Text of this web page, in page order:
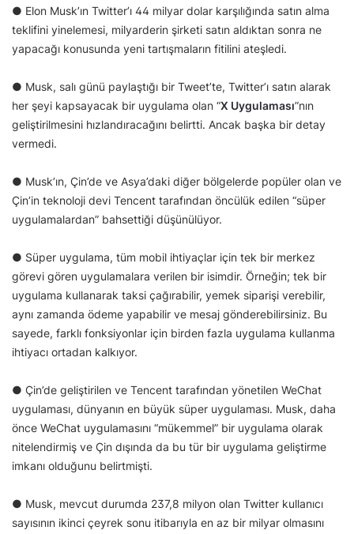
● Elon Musk’ın Twitter’ı 44 milyar dolar karşılığında satın alma
teklifini yinelemesi, milyarderin şirketi satın aldıktan sonra ne
yapacağı konusunda yeni tartışmaların fitilini ateşledi.
● Musk, salı günü paylaştığı bir Tweet’te, Twitter’ı satın alarak
her şeyi kapsayacak bir uygulama olan “X Uygulaması”nın
geliştirilmesini hızlandıracağını belirtti. Ancak başka bir detay
vermedi.
● Musk’ın, Çin’de ve Asya’daki diğer bölgelerde popüler olan ve
Çin’in teknoloji devi Tencent tarafından öncülük edilen “süper
uygulamalardan” bahsettiği düşünülüyor.
● Süper uygulama, tüm mobil ihtiyaçlar için tek bir merkez
görevi gören uygulamalara verilen bir isimdir. Örneğin; tek bir
uygulama kullanarak taksi çağırabilir, yemek siparişi verebilir,
aynı zamanda ödeme yapabilir ve mesaj gönderebilirsiniz. Bu
sayede, farklı fonksiyonlar için birden fazla uygulama kullanma
ihtiyacı ortadan kalkıyor.
● Çin’de geliştirilen ve Tencent tarafından yönetilen WeChat
uygulaması, dünyanın en büyük süper uygulaması. Musk, daha
önce WeChat uygulamasını “mükemmel” bir uygulama olarak
nitelendirmiş ve Çin dışında da bu tür bir uygulama geliştirme
imkanı olduğunu belirtmişti.
● Musk, mevcut durumda 237,8 milyon olan Twitter kullanıcı
sayısının ikinci çeyrek sonu itibarıyla en az bir milyar olmasını